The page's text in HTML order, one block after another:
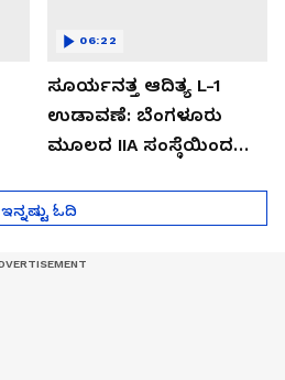
ಸೂರ್ಯನತ್ತ ಆದಿತ್ಯ L-1
ಉಡಾವಣೆ: ಬೆಂಗಳೂರು
ಮೂಲದ IIA ಸಂಸ್ಥೆಯಿಂದ
06:22
ಇನ್ನಷ್ಟು ಓದಿ